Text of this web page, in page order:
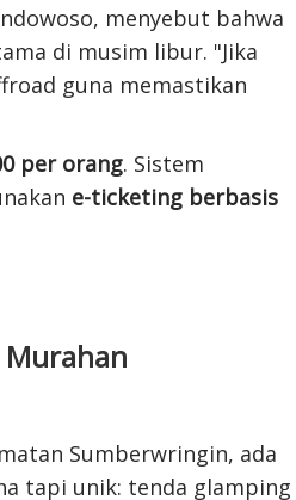
menyebut bahwa
di musim libur. "Jika
guna memastikan
per orang. Sistem
e-ticketing berbasis
Sumberwringin, ada
tapi unik: tenda glamping